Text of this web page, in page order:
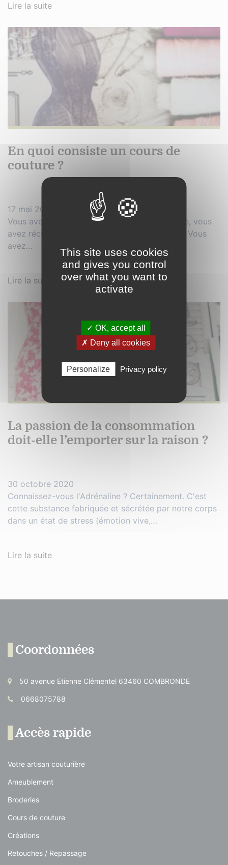
Lire la suite
En quoi consiste un cours de
couture ?
17 mai 2021
Vous avez eu en cadeau une machine à coudre, vous
avez récupéré la machine à coudre de mamie. Vous
avez…
Lire la suite
La passion de la consommation
doit-elle l’emporter sur la raison ?
30 octobre 2020
Connaissez-vous l'Adrénaline ? Certainement. C'est
cette substance fabriquée et sécrétée par notre corps
dans un état de stress (émotion vive,…
Lire la suite
Coordonnées
50 avenue Etienne Clémentel 63460 COMBRONDE
0668075788
Accès rapide
Votre artisan couturière
Ameublement
Broderies
Cours de couture
Créations
Retouches / Repassage
This site uses cookies
and gives you control
over what you want to
activate
✓ OK, accept all
✗ Deny all cookies
Personalize Privacy policy